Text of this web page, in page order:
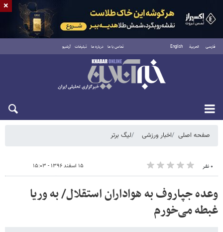
فارسی العربية English تماس با ما درباره ما تبلیغات آرشیو
شنبه ۱۷ مرداد ۱۴۰۵
صفحه اصلی اخبار ورزشی لیگ برتر
۰ نفر ۱۵ اسفند ۱۳۹۶ - ۱۵:۰۳
وعده جپاروف به هواداران استقلال/ به وریا
غبطه می‌خورم
×